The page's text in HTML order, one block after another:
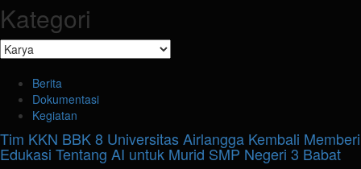
Kategori
Kategori
Berita
Dokumentasi
Kegiatan
Tim KKN BBK 8 Universitas Airlangga Kembali Memberi
Edukasi Tentang AI untuk Murid SMP Negeri 3 Babat